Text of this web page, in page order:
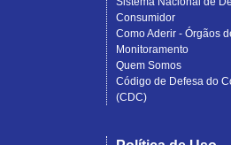
Consumidor
Como Aderir - Órgãos
Monitoramento
Quem Somos
Código de Defesa do
(CDC)